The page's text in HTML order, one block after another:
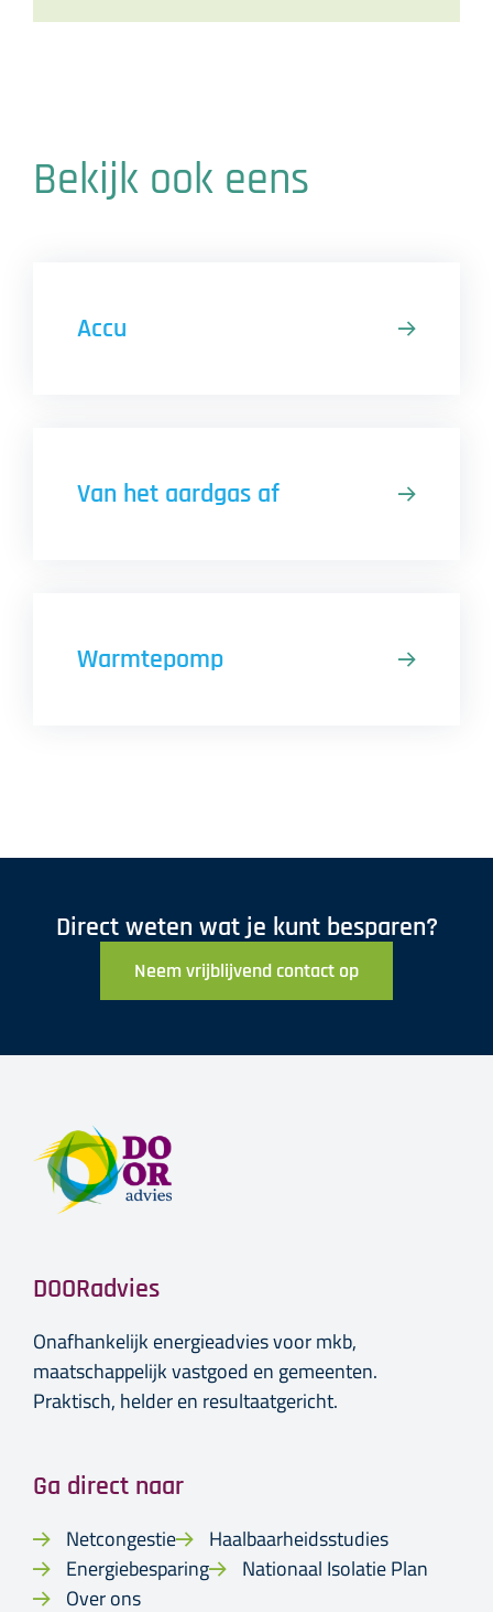
Bekijk ook eens
Accu
Van het aardgas af
Warmtepomp
Direct weten wat je kunt besparen?
Neem vrijblijvend contact op
DOORadvies
Onafhankelijk energieadvies voor mkb,
maatschappelijk vastgoed en gemeenten.
Praktisch, helder en resultaatgericht.
Ga direct naar
Netcongestie
Haalbaarheidsstudies
Energiebesparing
Nationaal Isolatie Plan
Over ons